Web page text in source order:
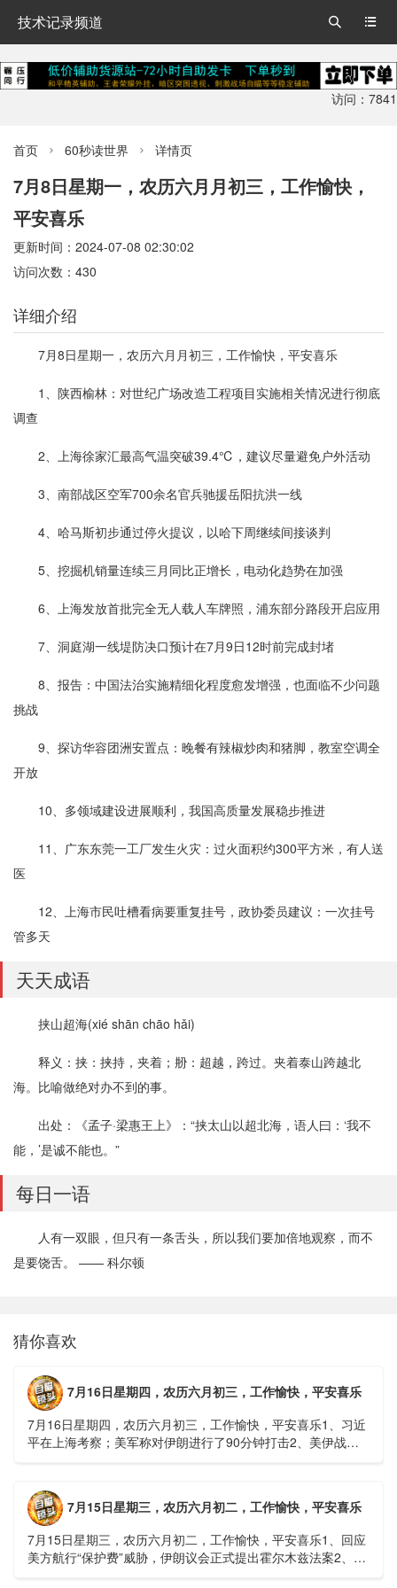
技术记录频道 

访问：7841
首页  60秒读世界  详情页
7月8日星期一，农历六月月初三，工作愉快，
平安喜乐
更新时间：2024-07-08 02:30:02
访问次数：430
详细介绍
7月8日星期一，农历六月月初三，工作愉快，平安喜乐
1、陕西榆林：对世纪广场改造工程项目实施相关情况进行彻底
调查
2、上海徐家汇最高气温突破39.4℃，建议尽量避免户外活动
3、南部战区空军700余名官兵驰援岳阳抗洪一线
4、哈马斯初步通过停火提议，以哈下周继续间接谈判
5、挖掘机销量连续三月同比正增长，电动化趋势在加强
6、上海发放首批完全无人载人车牌照，浦东部分路段开启应用
7、洞庭湖一线堤防决口预计在7月9日12时前完成封堵
8、报告：中国法治实施精细化程度愈发增强，也面临不少问题
挑战
9、探访华容团洲安置点：晚餐有辣椒炒肉和猪脚，教室空调全
开放
10、多领域建设进展顺利，我国高质量发展稳步推进
11、广东东莞一工厂发生火灾：过火面积约300平方米，有人送
医
12、上海市民吐槽看病要重复挂号，政协委员建议：一次挂号
管多天
天天成语
挟山超海(xié shān chāo hǎi)
释义：挟：挟持，夹着；刱：超越，跨过。夹着泰山跨越北
海。比喻做绝对办不到的事。
出处：《孟子·梁惠王上》：“挟太山以超北海，语人曰：‘我不
能，’是诚不能也。”
每日一语
人有一双眼，但只有一条舌头，所以我们要加倍地观察，而不
是要饶舌。 —— 科尔顿
猜你喜欢
7月16日星期四，农历六月初三，工作愉快，平安喜乐
7月16日星期四，农历六月初三，工作愉快，平安喜乐1、习近
平在上海考察；美军称对伊朗进行了90分钟打击2、美伊战争
7月15日星期三，农历六月初二，工作愉快，平安喜乐
7月15日星期三，农历六月初二，工作愉快，平安喜乐1、回应
美方航行“保护费”威胁，伊朗议会正式提出霍尔木兹法案2、全